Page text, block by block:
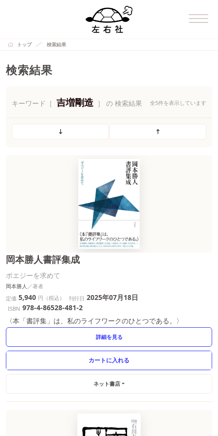
トップ 検索結果
検索結果
キーワード［ 吉増剛造 ］ の 検索結果 全5件を表示しています
岡本勝人書評集成
ポエジーを求めて
岡本勝人
定価 5,940 円（税込） 刊行日 2025年07月18日
ISBN 978-4-86528-481-2
〈本「書評集」は、私のライフワークのひとつである。〉
詳細を見る
ネット書店